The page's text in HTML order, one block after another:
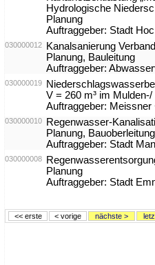
Hydrologische
Planung
Auftraggeber: Stadt
030000012
Kanalsanierung
Planung, Bauleitung
Auftraggeber:
030000019
V = 260 m³ im
Auftraggeber:
030000010
Regenwasser-
Planung, Bauoberleitung
Auftraggeber: Stadt
030000008
Planung
Auftraggeber: Stadt
<< erste < vorige nächste >